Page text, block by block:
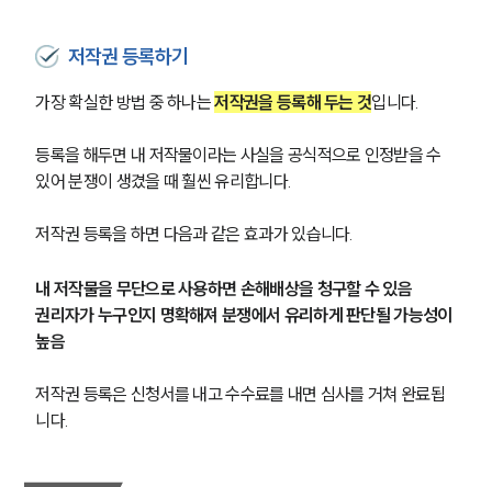
저작권 등록하기
가장 확실한 방법 중 하나는 저작권을 등록해 두는 것입니다.
등록을 해두면 내 저작물이라는 사실을 공식적으로 인정받을 수
있어 분쟁이 생겼을 때 훨씬 유리합니다.
저작권 등록을 하면 다음과 같은 효과가 있습니다.
내 저작물을 무단으로 사용하면 손해배상을 청구할 수 있음
권리자가 누구인지 명확해져 분쟁에서 유리하게 판단될 가능성이
높음
저작권 등록은 신청서를 내고 수수료를 내면 심사를 거쳐 완료됩
니다.